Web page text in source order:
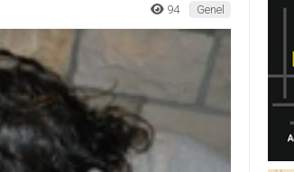
94 Genel